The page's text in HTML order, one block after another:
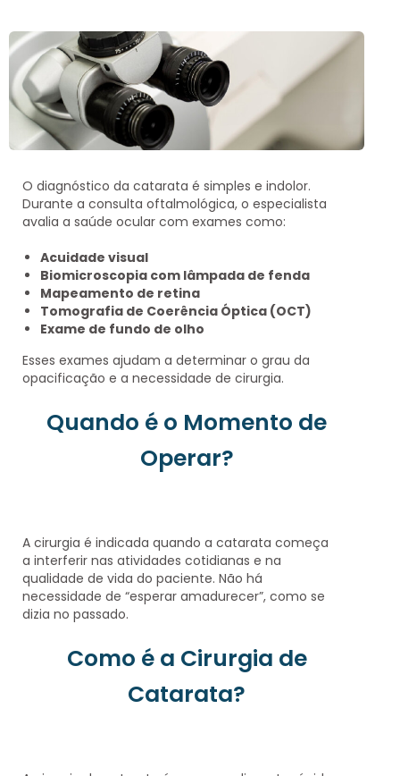
O diagnóstico da catarata é simples e indolor.
Durante a consulta oftalmológica, o especialista
avalia a saúde ocular com exames como:
Acuidade visual
Biomicroscopia com lâmpada de fenda
Mapeamento de retina
Tomografia de Coerência Óptica (OCT)
Exame de fundo de olho
Esses exames ajudam a determinar o grau da
opacificação e a necessidade de cirurgia.
Quando é o Momento de
Operar?
A cirurgia é indicada quando a catarata começa
a interferir nas atividades cotidianas e na
qualidade de vida do paciente. Não há
necessidade de “esperar amadurecer”, como se
dizia no passado.
Como é a Cirurgia de
Catarata?